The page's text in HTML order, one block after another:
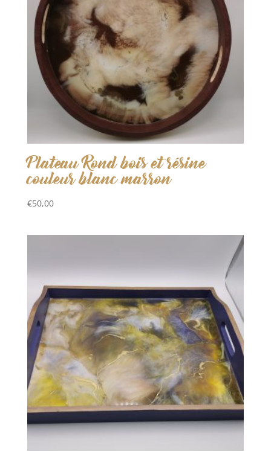
Plateau Rond bois et résine
couleur blanc marron
€50,00